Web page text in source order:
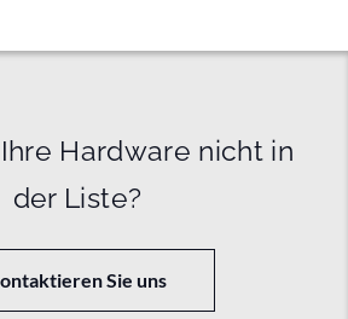
Hardware nicht in
der Liste?
Sie uns